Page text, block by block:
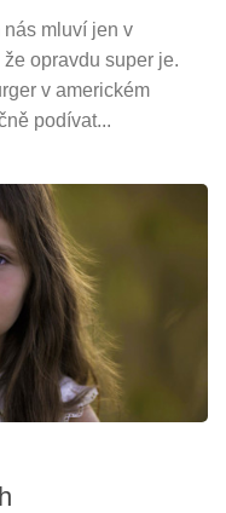
mluví jen v
opravdu super je.
v americkém
podívat...